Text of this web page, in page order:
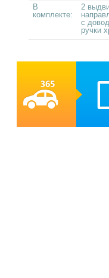
В
комплекте:
2
с
ручки